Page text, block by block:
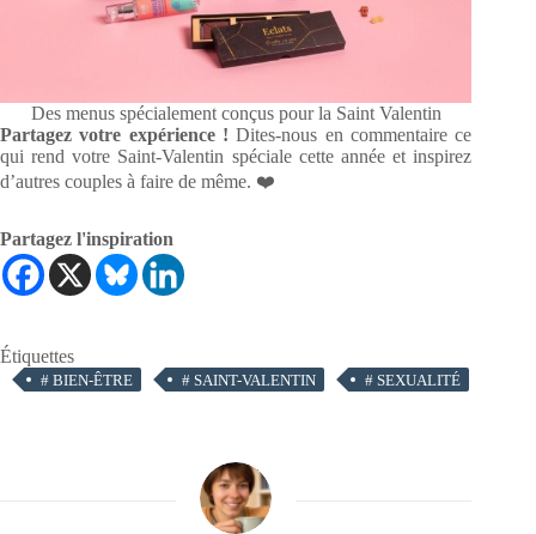
Des menus spécialement conçus pour la Saint Valentin
Partagez votre expérience ! Dites-nous en commentaire ce
qui rend votre Saint-Valentin spéciale cette année et inspirez
d’autres couples à faire de même. ❤️
Partagez l'inspiration
Étiquettes
# BIEN-ÊTRE # SAINT-VALENTIN # SEXUALITÉ